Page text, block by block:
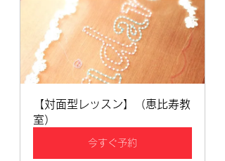
【対面型レッスン】（恵比寿教
室）
今すぐ予約